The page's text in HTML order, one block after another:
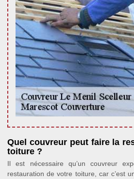
Quel couvreur peut faire la
toiture ?
Il est nécessaire qu’un couvreur
restauration de votre toiture, car c’est